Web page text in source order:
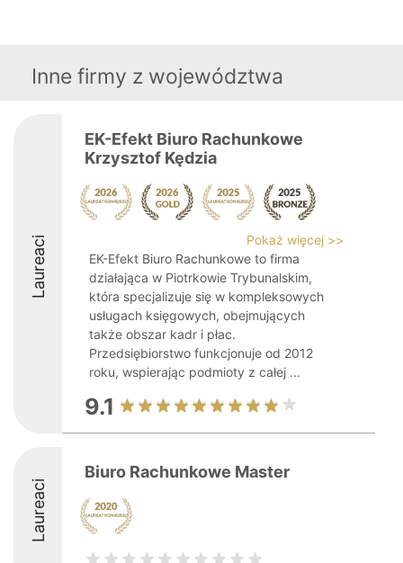
Inne firmy z województwa
Laureaci
EK-Efekt Biuro Rachunkowe
Krzysztof Kędzia
Pokaż więcej >>
EK-Efekt Biuro Rachunkowe to firma
działająca w Piotrkowie Trybunalskim,
która specjalizuje się w kompleksowych
usługach księgowych, obejmujących
także obszar kadr i płac.
Przedsiębiorstwo funkcjonuje od 2012
roku, wspierając podmioty z całej ...
9.1
Laureaci
Biuro Rachunkowe Master